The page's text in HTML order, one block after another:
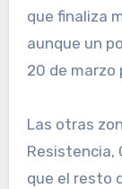
que finaliza
aunque un
20 de marzo
Las otras
Resistencia,
que el resto